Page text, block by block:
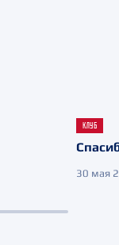
КЛУБ
30 мая